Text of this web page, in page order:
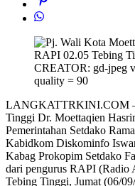
CREATOR: gd-jpeg
quality = 90
LANGKATTRKINI.COM –
Tinggi Dr. Moettaqien
Pemerintahan Setdako
Kabidkom Diskominfo
Kabag Prokopim Setdako
dari pengurus RAPI (Radio
Tebing Tinggi, Jumat (06/